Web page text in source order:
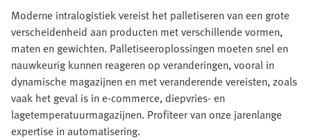
Moderne intralogistiek vereist het palletiseren van een grote
verscheidenheid aan producten met verschillende vormen,
maten en gewichten. Palletiseeroplossingen moeten snel en
nauwkeurig kunnen reageren op veranderingen, vooral in
dynamische magazijnen en met veranderende vereisten, zoals
vaak het geval is in e-commerce, diepvries- en
lagetemperatuurmagazijnen. Profiteer van onze jarenlange
expertise in automatisering.